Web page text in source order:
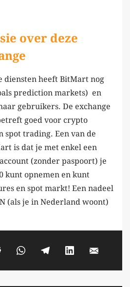
over deze
diensten heeft BitMart nog
prediction markets) en
gebruikers. De exchange
goed voor crypto
spot trading. Een van de
is dat je met enkel een
(zonder paspoort) je
kunt opnemen en kunt
en spot markt! Een nadeel
(als je in Nederland woont)